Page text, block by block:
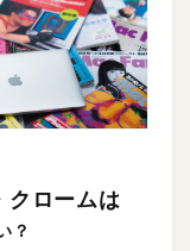
クロームは
？